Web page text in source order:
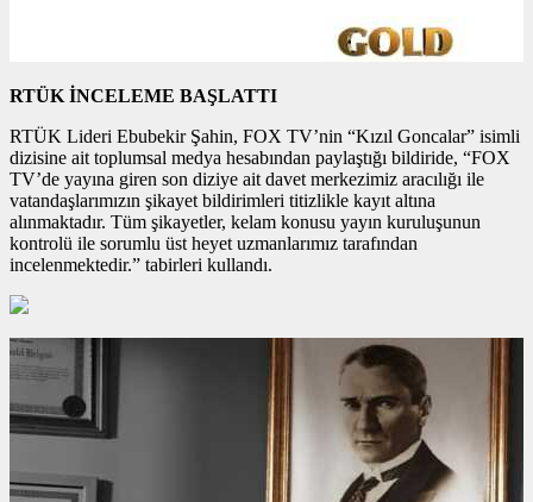
RTÜK İNCELEME BAŞLATTI
RTÜK Lideri Ebubekir Şahin, FOX TV’nin “Kızıl Goncalar” isimli
dizisine ait toplumsal medya hesabından paylaştığı bildiride, “FOX
TV’de yayına giren son diziye ait davet merkezimiz aracılığı ile
vatandaşlarımızın şikayet bildirimleri titizlikle kayıt altına
alınmaktadır. Tüm şikayetler, kelam konusu yayın kuruluşunun
kontrolü ile sorumlu üst heyet uzmanlarımız tarafından
incelenmektedir.” tabirleri kullandı.